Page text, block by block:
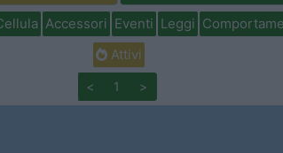
Accessori Eventi Leggi
Attivi
< 1 >